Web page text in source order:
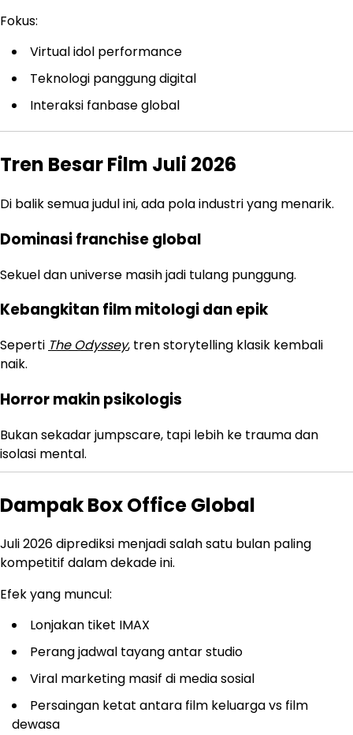
Fokus:
Virtual idol performance
Teknologi panggung digital
Interaksi fanbase global
Tren Besar Film Juli 2026
Di balik semua judul ini, ada pola industri yang menarik.
Dominasi franchise global
Sekuel dan universe masih jadi tulang punggung.
Kebangkitan film mitologi dan epik
Seperti The Odyssey, tren storytelling klasik kembali
naik.
Horror makin psikologis
Bukan sekadar jumpscare, tapi lebih ke trauma dan
isolasi mental.
Dampak Box Office Global
Juli 2026 diprediksi menjadi salah satu bulan paling
kompetitif dalam dekade ini.
Efek yang muncul:
Lonjakan tiket IMAX
Perang jadwal tayang antar studio
Viral marketing masif di media sosial
Persaingan ketat antara film keluarga vs film
dewasa